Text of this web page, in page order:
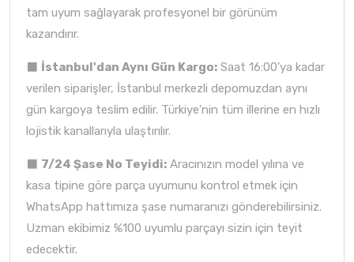
tam uyum sağlayarak profesyonel bir görünüm
kazandırır.
⬛ İstanbul'dan Aynı Gün Kargo: Saat 16:00'ya kadar
verilen siparişler, İstanbul merkezli depomuzdan aynı
gün kargoya teslim edilir. Türkiye'nin tüm illerine en hızlı
lojistik kanallarıyla ulaştırılır.
⬛ 7/24 Şase No Teyidi: Aracınızın model yılına ve
kasa tipine göre parça uyumunu kontrol etmek için
WhatsApp hattımıza şase numaranızı gönderebilirsiniz.
Uzman ekibimiz %100 uyumlu parçayı sizin için teyit
edecektir.